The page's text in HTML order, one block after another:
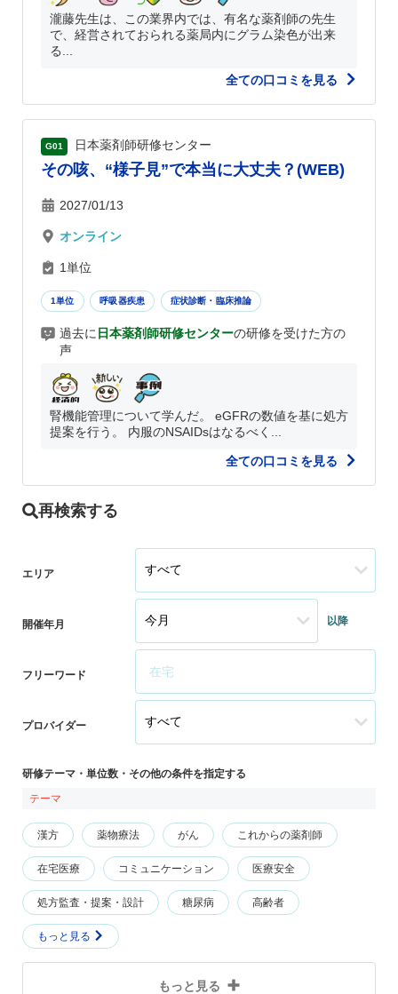
瀧藤先生は、この業界内では、有名な薬剤師の先生
で、経営されておられる薬局内にグラム染色が出来
る...
全ての口コミを見る
G01 日本薬剤師研修センター
その咳、“様子見”で本当に大丈夫？(WEB)
2027/01/13
オンライン
1単位
1単位 呼吸器疾患 症状診断・臨床推論
過去に 日本薬剤師研修センターの研修を受けた方の
声
腎機能管理について学んだ。 eGFRの数値を基に処方
提案を行う。 内服のNSAIDsはなるべく...
全ての口コミを見る
再検索する
エリア
開催年月 以降
フリーワード
プロバイダー
研修テーマ・単位数・その他の条件を指定する
テーマ
漢方 薬物療法 がん これからの薬剤師
在宅医療 コミュニケーション 医療安全
処方監査・提案・設計 糖尿病 高齢者
もっと見る
もっと見る